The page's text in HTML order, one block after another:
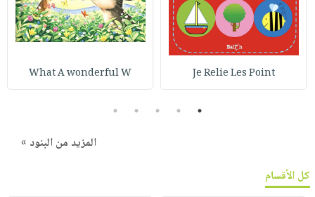
Je Relie Les Point
What A wonderful W
1
2
3
4
5
المزيد من البنود »
كل الأقسام